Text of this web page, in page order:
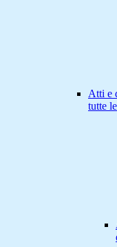
Atti e
tutte